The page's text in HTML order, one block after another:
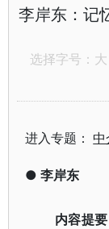
李岸东：记
选择字号： 大
进入专题：中
● 李岸东
内容提